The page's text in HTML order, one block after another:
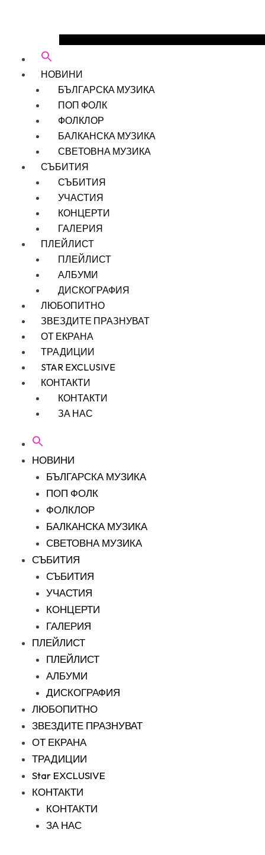
НОВИНИ
БЪЛГАРСКА МУЗИКА
ПОП ФОЛК
ФОЛКЛОР
БАЛКАНСКА МУЗИКА
СВЕТОВНА МУЗИКА
СЪБИТИЯ
СЪБИТИЯ
УЧАСТИЯ
КОНЦЕРТИ
ГАЛЕРИЯ
ПЛЕЙЛИСТ
ПЛЕЙЛИСТ
АЛБУМИ
ДИСКОГРАФИЯ
ЛЮБОПИТНО
ЗВЕЗДИТЕ ПРАЗНУВАТ
ОТ ЕКРАНА
ТРАДИЦИИ
STAR EXCLUSIVE
КОНТАКТИ
КОНТАКТИ
ЗА НАС
НОВИНИ
БЪЛГАРСКА МУЗИКА
ПОП ФОЛК
ФОЛКЛОР
БАЛКАНСКА МУЗИКА
СВЕТОВНА МУЗИКА
СЪБИТИЯ
СЪБИТИЯ
УЧАСТИЯ
КОНЦЕРТИ
ГАЛЕРИЯ
ПЛЕЙЛИСТ
ПЛЕЙЛИСТ
АЛБУМИ
ДИСКОГРАФИЯ
ЛЮБОПИТНО
ЗВЕЗДИТЕ ПРАЗНУВАТ
ОТ ЕКРАНА
ТРАДИЦИИ
Star EXCLUSIVE
КОНТАКТИ
КОНТАКТИ
ЗА НАС